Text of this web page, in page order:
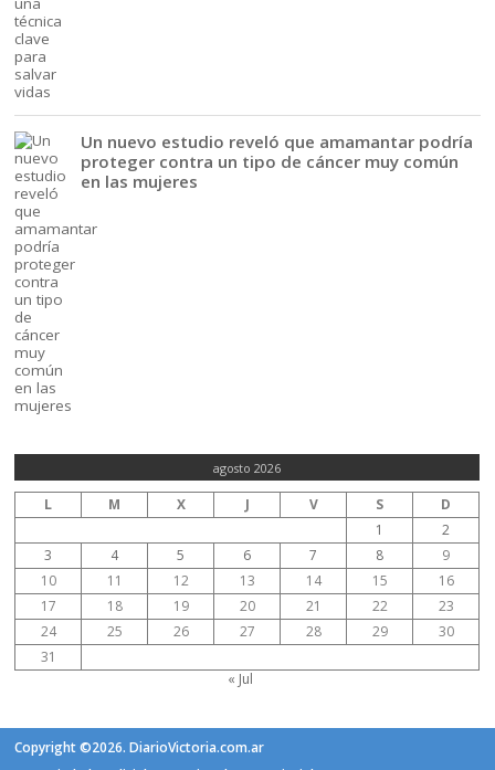
Un nuevo estudio reveló que amamantar podría
proteger contra un tipo de cáncer muy común
en las mujeres
agosto 2026
L M X J V S
D
1
2
3
4 5 6 7 8
9
10
11 12 13 14 15
16
17
18 19 20 21 22
23
24
25 26 27 28 29
30
31
« Jul
Copyright ©2026. DiarioVictoria.com.ar